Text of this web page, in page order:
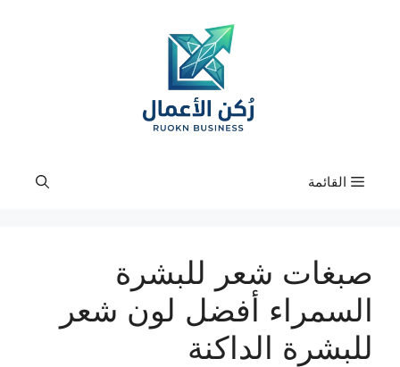
القائمة
صبغات شعر للبشرة
السمراء أفضل لون شعر
للبشرة الداكنة